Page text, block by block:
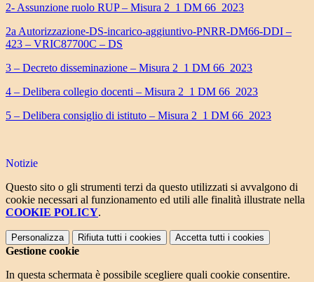
2- Assunzione ruolo RUP – Misura 2_1 DM 66_2023
2a Autorizzazione-DS-incarico-aggiuntivo-PNRR-DM66-DDI –
423 – VRIC87700C – DS
3 – Decreto disseminazione – Misura 2_1 DM 66_2023
4 – Delibera collegio docenti – Misura 2_1 DM 66_2023
5 – Delibera consiglio di istituto – Misura 2_1 DM 66_2023
Notizie
Questo sito o gli strumenti terzi da questo utilizzati si avvalgono di
cookie necessari al funzionamento ed utili alle finalità illustrate nella
COOKIE POLICY.
Personalizza Rifiuta tutti i cookies Accetta tutti i cookies
Gestione cookie
In questa schermata è possibile scegliere quali cookie consentire.